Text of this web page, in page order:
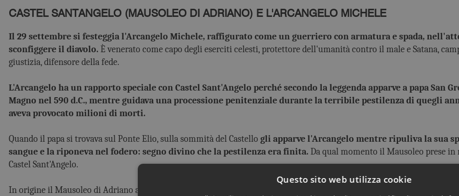
CASTEL SANTANGELO (MAUSOLEO DI ADRIANO) E L'ARCANGELO MICHELE
Il 29 settembre si festeggia l'Arcangelo Michele, raffigurato come un guerriero con armatura e spada,
sconfiggere il diavolo.È venerato come capo degli eserciti celesti, protettore dell'umanità contro il male e Satana,
giustizia, difensore della fede.
L'Arcangelo ha un rapporto speciale con Castel Sant'Angelo perché secondo la leggenda apparve a papa San
Magno nel 590 d.C., mentre guidava una processione penitenziale durante la terribile pestilenza di quegli
aveva provocato milioni di morti.
Quando il papa si trovava sul Ponte Elio, sulla sommità del Castello gli apparve l'Arcangelo mentre ripuliva la sua
sangue e la riponeva nel fodero: segno divino che la pestilenza era finita.Da qual momento il Mausoleo prese in
Castel Sant'Angelo.
In origine il Mausoleo di Adriano aveva un
Questo sito web utilizza cookie